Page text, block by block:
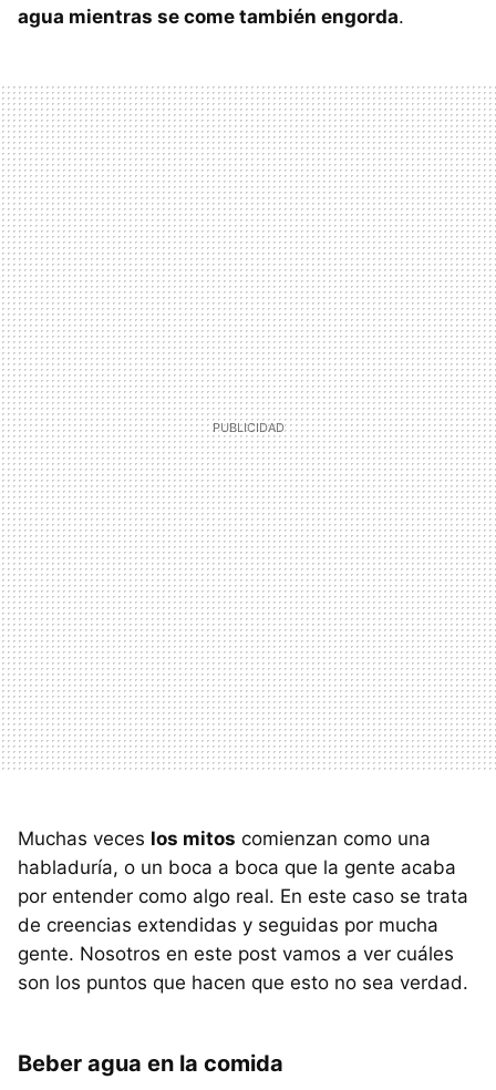
agua mientras se come también engorda.
Muchas veces los mitos comienzan como una
habladuría, o un boca a boca que la gente acaba
por entender como algo real. En este caso se trata
de creencias extendidas y seguidas por mucha
gente. Nosotros en este post vamos a ver cuáles
son los puntos que hacen que esto no sea verdad.
Beber agua en la comida